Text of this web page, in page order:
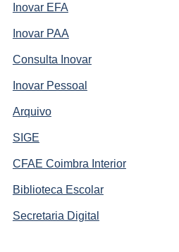
Inovar EFA
Inovar PAA
Consulta Inovar
Inovar Pessoal
Arquivo
SIGE
CFAE Coimbra Interior
Biblioteca Escolar
Secretaria Digital